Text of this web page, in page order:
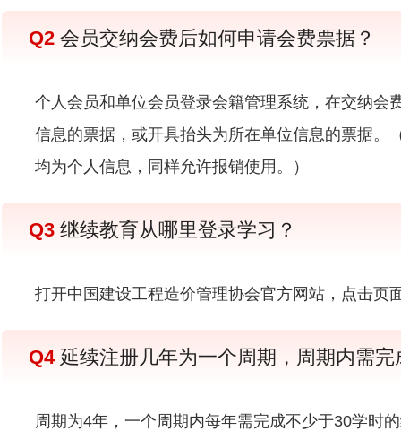
Q2 会员交纳会费后如何申请会费票据？
个人会员和单位会员登录会籍管理系统，在交纳会
信息的票据，或开具抬头为所在单位信息的票据。
均为个人信息，同样允许报销使用。）
Q3 继续教育从哪里登录学习？
打开中国建设工程造价管理协会官方网站，点击页
Q4 延续注册几年为一个周期，周期内需
周期为4年，一个周期内每年需完成不少于30学时